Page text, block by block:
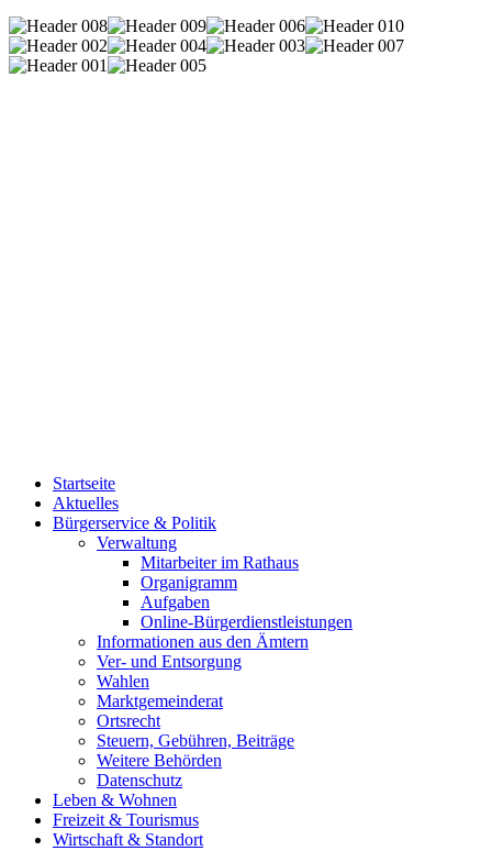
Startseite
Aktuelles
Bürgerservice & Politik
Verwaltung
Mitarbeiter im Rathaus
Organigramm
Aufgaben
Online-Bürgerdienstleistungen
Informationen aus den Ämtern
Ver- und Entsorgung
Wahlen
Marktgemeinderat
Ortsrecht
Steuern, Gebühren, Beiträge
Weitere Behörden
Datenschutz
Leben & Wohnen
Freizeit & Tourismus
Wirtschaft & Standort